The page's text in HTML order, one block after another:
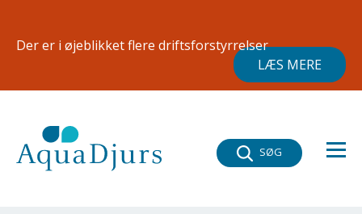
Der er i øjeblikket flere driftsforstyrrelser
LÆS MERE
SØG